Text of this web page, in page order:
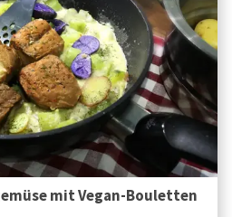
mit Vegan-Bouletten